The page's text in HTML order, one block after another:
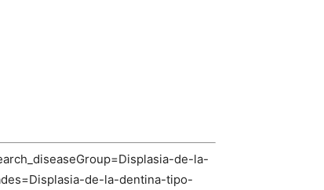
de-la-
de-la-dentina-tipo-